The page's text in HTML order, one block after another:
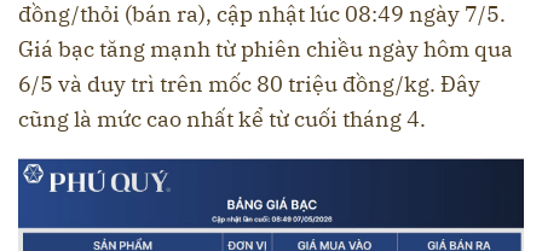
đồng/thỏi (bán ra), cập nhật lúc 08:49 ngày 7/5.
Giá bạc tăng mạnh từ phiên chiều ngày hôm qua
6/5 và duy trì trên mốc 80 triệu đồng/kg. Đây
cũng là mức cao nhất kể từ cuối tháng 4.